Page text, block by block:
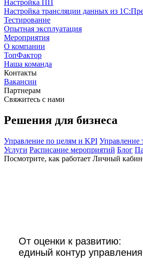
Настройка ПП
Настройка трансляции данных из
Тестирование
Опытная эксплуатация
Мероприятия
О компании
ТопФактор
Наша команда
Контакты
Вакансии
Партнерам
Свяжитесь с нами
Решения для бизнеса
Управление по целям и KPI Управление
Услуги Расписание мероприятий Блог
Посмотрите, как работает Личный
От оценки к развитию:
единый контур